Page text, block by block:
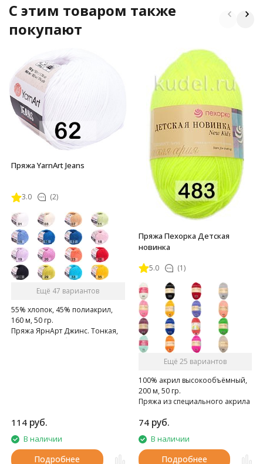
C этим товаром также
покупают
Пряжа YarnArt Jeans
3.0 (2)
Ещё 47 вариантов
55% хлопок, 45% полиакрил,
160 м, 50 гр.
Пряжа ЯрнАрт Джинс. Тонкая,
мягкая, слегка бархатистая
114 руб.
В наличии
Подробнее
Пряжа Пехорка Детская
новинка
5.0 (1)
Ещё 25 вариантов
100% акрил высокообъёмный,
200 м, 50 гр.
Пряжа из специального акрила
74 руб.
В наличии
Подробнее